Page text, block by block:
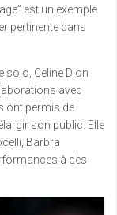
est un exemple
pertinente dans
solo, Celine Dion
avec
ont permis de
son public. Elle
Barbra
à des